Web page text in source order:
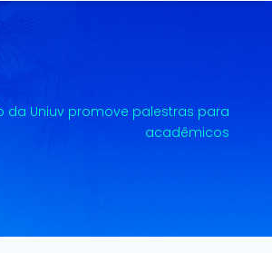
da Uniuv promove palestras para
acadêmicos